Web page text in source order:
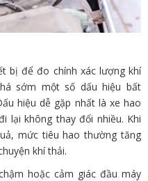
bị để đo chính xác lượng khí
sớm một số dấu hiệu bất
hiệu dễ gặp nhất là xe hao
lại không thay đổi nhiều. Khi
mức tiêu hao thường tăng
khí thải.
hoặc cảm giác đầu máy